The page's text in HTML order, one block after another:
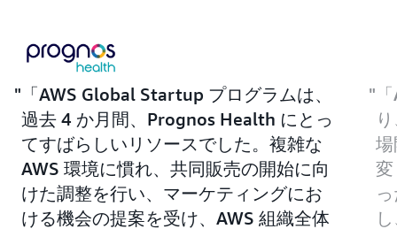
「AWS Global Startup プログラムは、
過去 4 か月間、Prognos Health にとっ
てすばらしいリソースでした。複雑な
AWS 環境に慣れ、共同販売の開始に向
けた調整を行い、マーケティングにお
ける機会の提案を受け、AWS 組織全体
変